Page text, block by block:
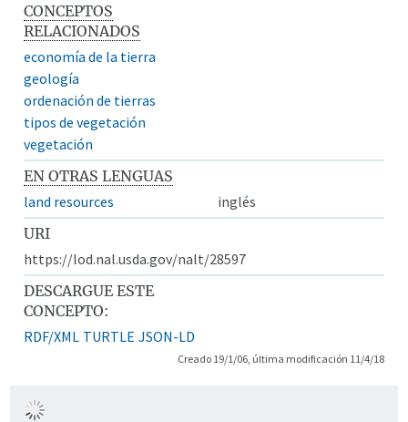
CONCEPTOS
RELACIONADOS
economía de la tierra
geología
ordenación de tierras
tipos de vegetación
vegetación
EN OTRAS LENGUAS
land resources
inglés
URI
https://lod.nal.usda.gov/nalt/28597
DESCARGUE ESTE
CONCEPTO:
RDF/XML TURTLE JSON-LD
Creado 19/1/06, última modificación 11/4/18